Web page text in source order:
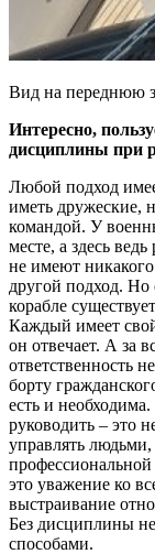
Вид на переднюю
Интересно,
дисциплины при
Любой подход
иметь дружеские,
командой. У
месте, а здесь
не имеют
другой подход. Но
корабле
Каждый имеет
он отвечает. А за
ответственность
борту
есть и
руководить – это
управлять
это уважение ко
выстраивание
Без дисциплины
способами.